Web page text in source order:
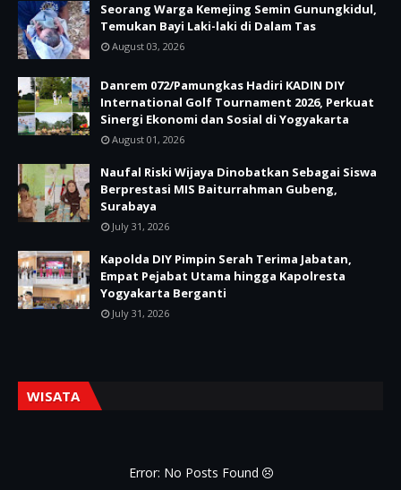
Seorang Warga Kemejing Semin Gunungkidul,
Temukan Bayi Laki-laki di Dalam Tas
August 03, 2026
Danrem 072/Pamungkas Hadiri KADIN DIY
International Golf Tournament 2026, Perkuat
Sinergi Ekonomi dan Sosial di Yogyakarta
August 01, 2026
Naufal Riski Wijaya Dinobatkan Sebagai Siswa
Berprestasi MIS Baiturrahman Gubeng,
Surabaya
July 31, 2026
Kapolda DIY Pimpin Serah Terima Jabatan,
Empat Pejabat Utama hingga Kapolresta
Yogyakarta Berganti
July 31, 2026
WISATA
Error: No Posts Found